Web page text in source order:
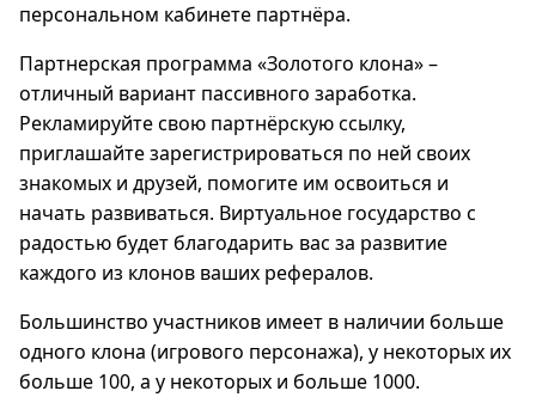
персональном кабинете партнёра.
Партнерская программа «Золотого клона» –
отличный вариант пассивного заработка.
Рекламируйте свою партнёрскую ссылку,
приглашайте зарегистрироваться по ней своих
знакомых и друзей, помогите им освоиться и
начать развиваться. Виртуальное государство с
радостью будет благодарить вас за развитие
каждого из клонов ваших рефералов.
Большинство участников имеет в наличии больше
одного клона (игрового персонажа), у некоторых их
больше 100, а у некоторых и больше 1000.